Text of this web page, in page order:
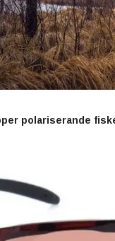
polariserande